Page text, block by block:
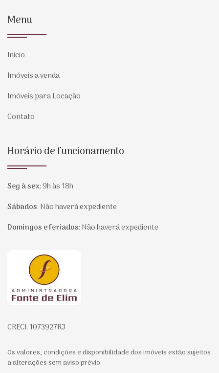
Menu
Início
Imóveis a venda
Imóveis para Locação
Contato
Horário de funcionamento
Seg à sex:9h às 18h
Sábados: Não haverá expediente
Domingos e feriados: Não haverá expediente
Página inicial
CRECI: 1073927RJ
Os valores, condições e disponibilidade dos imóveis estão sujeitos
a alterações sem aviso prévio.